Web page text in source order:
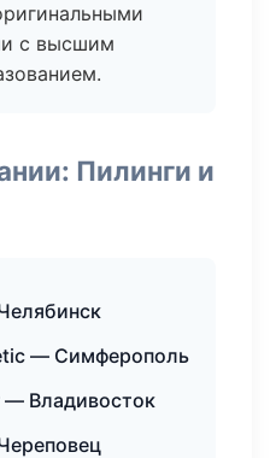
с высшим
Пилинги и
— Симферополь
— Владивосток